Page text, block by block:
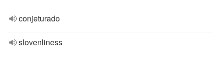
conjeturado
slovenliness